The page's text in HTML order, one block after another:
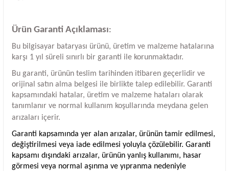
Ürün Garanti Açıklaması:
Bu bilgisayar bataryası ürünü, üretim ve malzeme hatalarına
karşı 1 yıl süreli sınırlı bir garanti ile korunmaktadır.
Bu garanti, ürünün teslim tarihinden itibaren geçerlidir ve
orijinal satın alma belgesi ile birlikte talep edilebilir. Garanti
kapsamındaki hatalar, üretim ve malzeme hataları olarak
tanımlanır ve normal kullanım koşullarında meydana gelen
arızaları içerir.
Garanti kapsamında yer alan arızalar, ürünün tamir edilmesi,
değiştirilmesi veya iade edilmesi yoluyla çözülebilir. Garanti
kapsamı dışındaki arızalar, ürünün yanlış kullanımı, hasar
görmesi veya normal aşınma ve yıpranma nedeniyle